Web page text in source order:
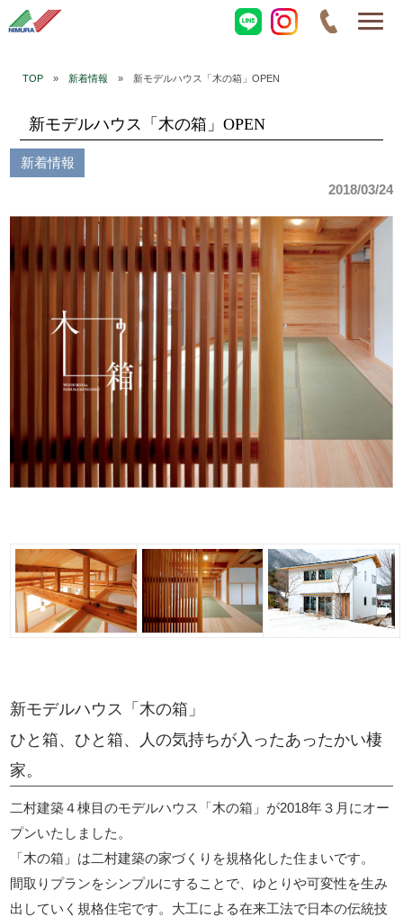
TOP» 新着情報 » 新モデルハウス「木の箱」OPEN
新モデルハウス「木の箱」OPEN
新着情報
2018/03/24
新モデルハウス「木の箱」
ひと箱、ひと箱、人の気持ちが入ったあったかい棲
家。
二村建築４棟目のモデルハウス「木の箱」が2018年３月にオー
プンいたしました。
「木の箱」は二村建築の家づくりを規格化した住まいです。
間取りプランをシンプルにすることで、ゆとりや可変性を生み
出していく規格住宅です。大工による在来工法で日本の伝統技